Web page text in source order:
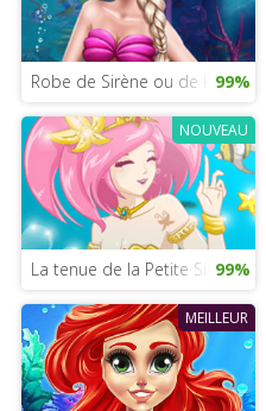
Robe de Sirène ou de Princesse
99%
NOUVEAU
La tenue de la Petite Sirène
99%
MEILLEUR